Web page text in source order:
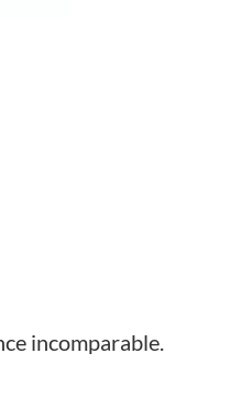
incomparable.